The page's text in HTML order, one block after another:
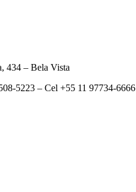
434 – Bela Vista
5223 – Cel +55 11 97734-6666